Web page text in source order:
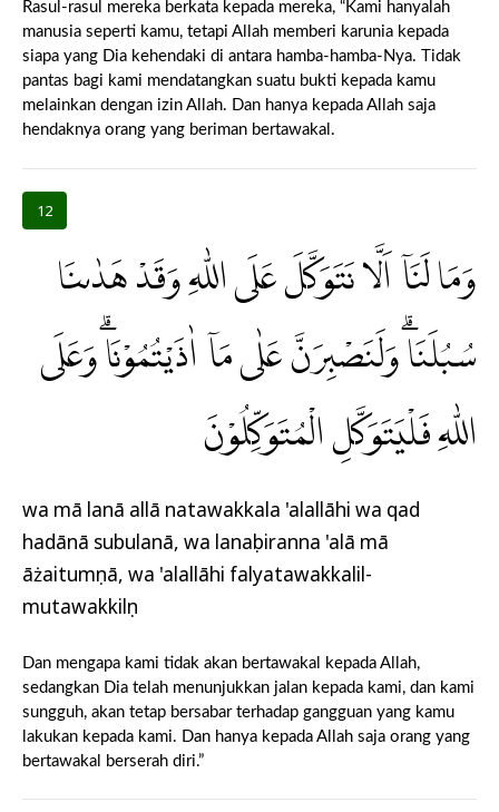
Rasul-rasul mereka berkata kepada mereka, “Kami hanyalah
manusia seperti kamu, tetapi Allah memberi karunia kepada
siapa yang Dia kehendaki di antara hamba-hamba-Nya. Tidak
pantas bagi kami mendatangkan suatu bukti kepada kamu
melainkan dengan izin Allah. Dan hanya kepada Allah saja
hendaknya orang yang beriman bertawakal.
12
وَمَا لَنَآ اَلَّا نَتَوَكَّلَ عَلَى اللّٰهِ وَقَدْ هَدٰىنَا
سُبُلَنَاۗ وَلَنَصْبِرَنَّ عَلٰى مَآ اٰذَيْتُمُوْنَاۗ وَعَلَى
اللّٰهِ فَلْيَتَوَكَّلِ الْمُتَوَكِّلُوْنَ
wa mā lanā allā natawakkala 'alallāhi wa qad
hadānā subulanā, wa lanaṣbiranna 'alā mā
āżaitumụnā, wa 'alallāhi falyatawakkalil-
mutawakkilụn
Dan mengapa kami tidak akan bertawakal kepada Allah,
sedangkan Dia telah menunjukkan jalan kepada kami, dan kami
sungguh, akan tetap bersabar terhadap gangguan yang kamu
lakukan kepada kami. Dan hanya kepada Allah saja orang yang
bertawakal berserah diri.”